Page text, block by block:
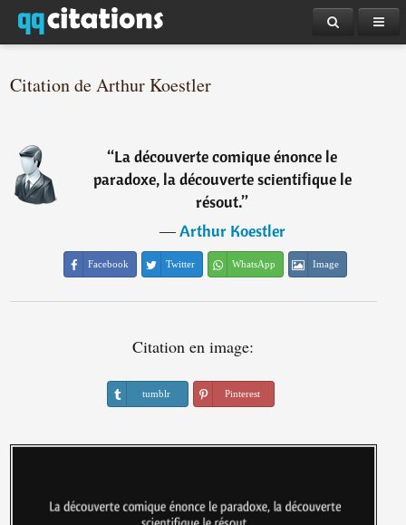
Citation de Arthur Koestler
“La découverte comique énonce le
paradoxe, la découverte scientifique le
résout.”
―Arthur Koestler
Facebook Twitter WhatsApp Image
Citation en image:
tumblr Pinterest